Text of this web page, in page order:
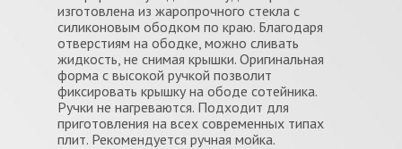
изготовлена из жаропрочного стекла с
силиконовым ободком по краю. Благодаря
отверстиям на ободке, можно сливать
жидкость, не снимая крышки. Оригинальная
форма с высокой ручкой позволит
фиксировать крышку на ободе сотейника.
Ручки не нагреваются. Подходит для
приготовления на всех современных типах
плит. Рекомендуется ручная мойка.